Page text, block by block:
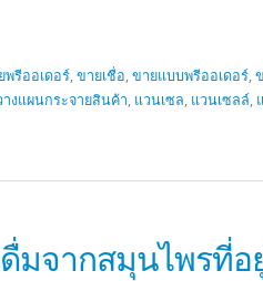
พรีออเดอร์,ขายเชื่อ,ขายแบบพรีออเดอร์,
างแผนกระจายสินค้า, แวนเซล, แวนเซลล์,
มจากสมุนไพรที่